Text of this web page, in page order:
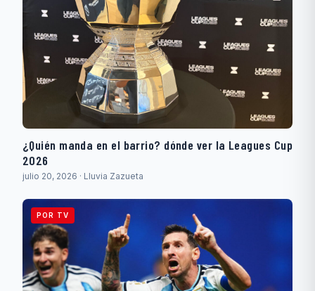
¿Quién manda en el barrio? dónde ver la Leagues Cup
2026
julio 20, 2026 · Lluvia Zazueta
POR TV